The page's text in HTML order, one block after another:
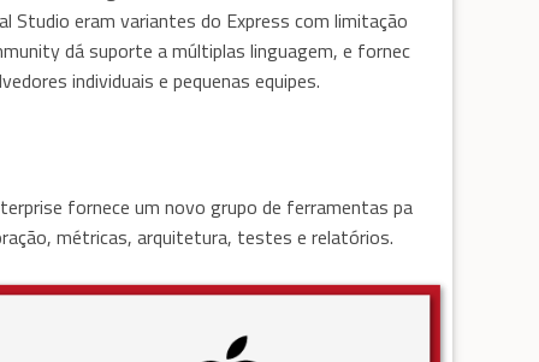
Studio eram variantes do Express com limitação
dá suporte a múltiplas linguagem, e fornec
individuais e pequenas equipes.
fornece um novo grupo de ferramentas pa
métricas, arquitetura, testes e relatórios.